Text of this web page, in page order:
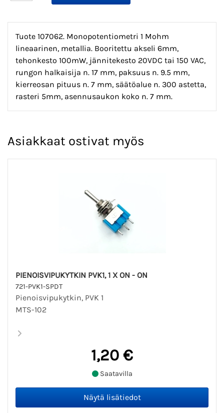
Tuote 107062. Monopotentiometri 1 Mohm
lineaarinen, metallia. Booritettu akseli 6mm,
tehonkesto 100mW, jännitekesto 20VDC tai 150 VAC,
rungon halkaisija n. 17 mm, paksuus n. 9.5 mm,
kierreosan pituus n. 7 mm, säätöalue n. 300 astetta,
rasteri 5mm, asennusaukon koko n. 7 mm.
Asiakkaat ostivat myös
PIENOISVIPUKYTKIN PVK1, 1 X ON - ON
721-PVK1-SPDT
Pienoisvipukytkin, PVK 1
MTS-102
1,20 €
Saatavilla